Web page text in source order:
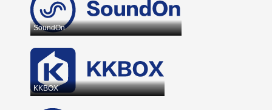
SoundOn
KKBOX